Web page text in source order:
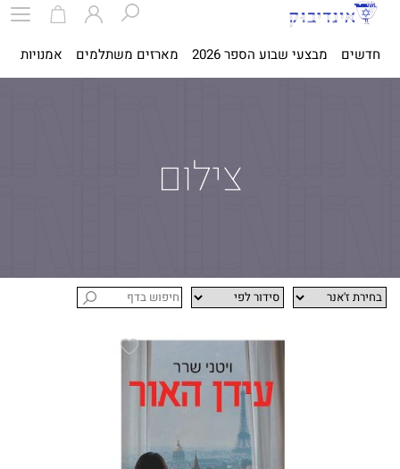
חדשים מבצעי שבוע הספר 2026 מארזים משתלמים אמנויות
צילום